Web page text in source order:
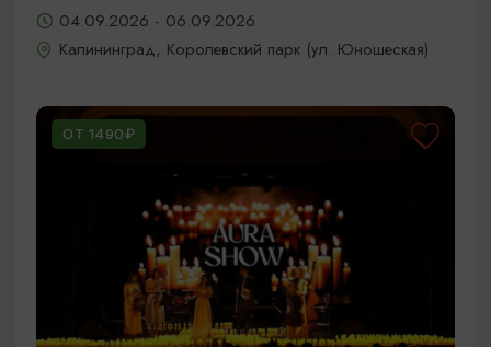
04.09.2026 - 06.09.2026
Калининград, Королевский парк (ул. Юношеская)
ОТ 1490₽